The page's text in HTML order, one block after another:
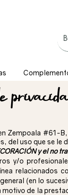
Zempoala
del uso que se le
y el no
y/o
relacionados
(en lo
de la